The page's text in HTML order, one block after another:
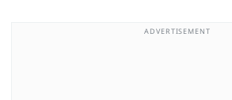
ADVERTISEMENT